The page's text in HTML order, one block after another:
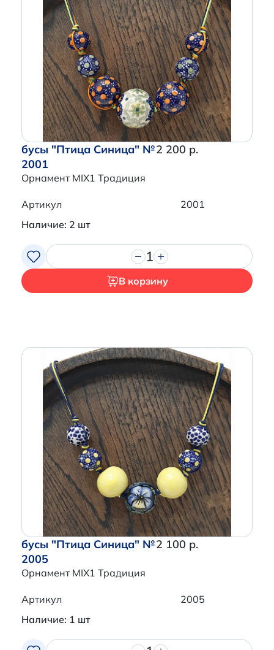
бусы "Птица Синица" №
2001
Орнамент MIX1 Традиция
2 200 р.
Артикул
2001
Наличие: 2 шт
1
В корзину
бусы "Птица Синица" №
2005
Орнамент MIX1 Традиция
2 100 р.
Артикул
2005
Наличие: 1 шт